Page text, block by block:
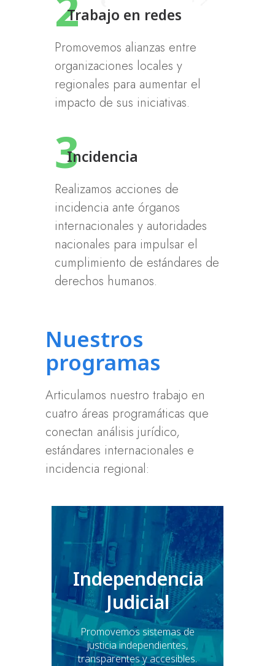
Trabajo en redes
Promovemos alianzas entre
organizaciones locales y
regionales para aumentar el
impacto de sus iniciativas.
3Incidencia
Realizamos acciones de
incidencia ante órganos
internacionales y autoridades
nacionales para impulsar el
cumplimiento de estándares de
derechos humanos.
Nuestros
programas
Articulamos nuestro trabajo en
cuatro áreas programáticas que
conectan análisis jurídico,
estándares internacionales e
incidencia regional:
Independencia
Judicial
Promovemos sistemas de
justicia independientes,
transparentes y accesibles.